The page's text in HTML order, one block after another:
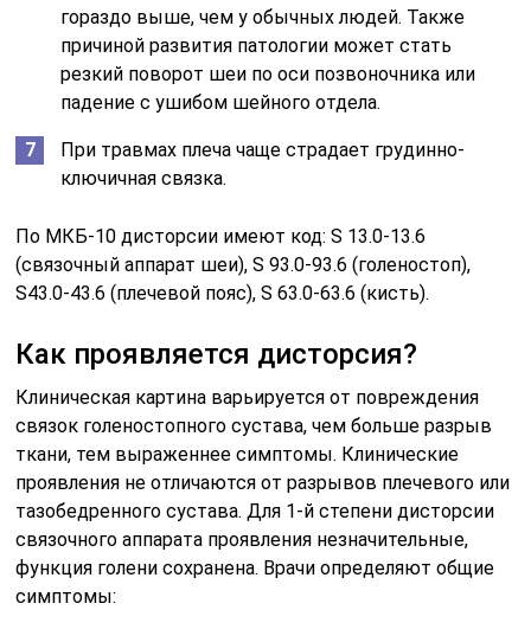
гораздо выше, чем у обычных людей. Также
причиной развития патологии может стать
резкий поворот шеи по оси позвоночника или
падение с ушибом шейного отдела.
При травмах плеча чаще страдает грудинно-
ключичная связка.
По МКБ-10 дисторсии имеют код: S 13.0-13.6
(связочный аппарат шеи), S 93.0-93.6 (голеностоп),
S43.0-43.6 (плечевой пояс), S 63.0-63.6 (кисть).
Как проявляется дисторсия?
Клиническая картина варьируется от повреждения
связок голеностопного сустава, чем больше разрыв
ткани, тем выраженнее симптомы. Клинические
проявления не отличаются от разрывов плечевого или
тазобедренного сустава. Для 1-й степени дисторсии
связочного аппарата проявления незначительные,
функция голени сохранена. Врачи определяют общие
симптомы: